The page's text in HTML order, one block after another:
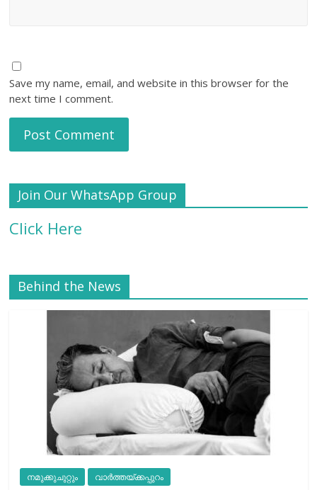
Save my name, email, and website in this browser for the
next time I comment.
Join Our WhatsApp Group
Click Here
Behind the News
നമുക്കുചുറ്റും വാർത്തയ്ക്കപ്പുറം